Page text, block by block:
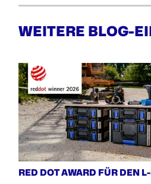
WEITERE BLOG-
RED DOT AWARD FÜR DEN